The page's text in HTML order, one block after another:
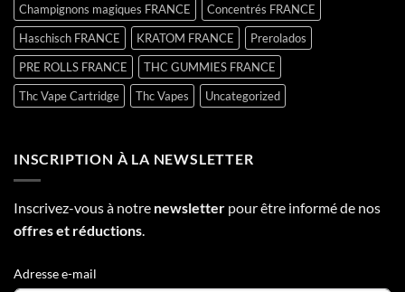
Champignons magiques FRANCE
Concentrés FRANCE
Haschisch FRANCE
KRATOM FRANCE
Prerolados
PRE ROLLS FRANCE
THC GUMMIES FRANCE
Thc Vape Cartridge
Thc Vapes Uncategorized
INSCRIPTION À LA NEWSLETTER
Inscrivez-vous à notre newsletter pour être informé de nos
offres et réductions.
Adresse e-mail